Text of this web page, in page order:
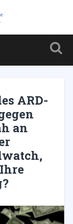
die Kampagne
ARD-
an